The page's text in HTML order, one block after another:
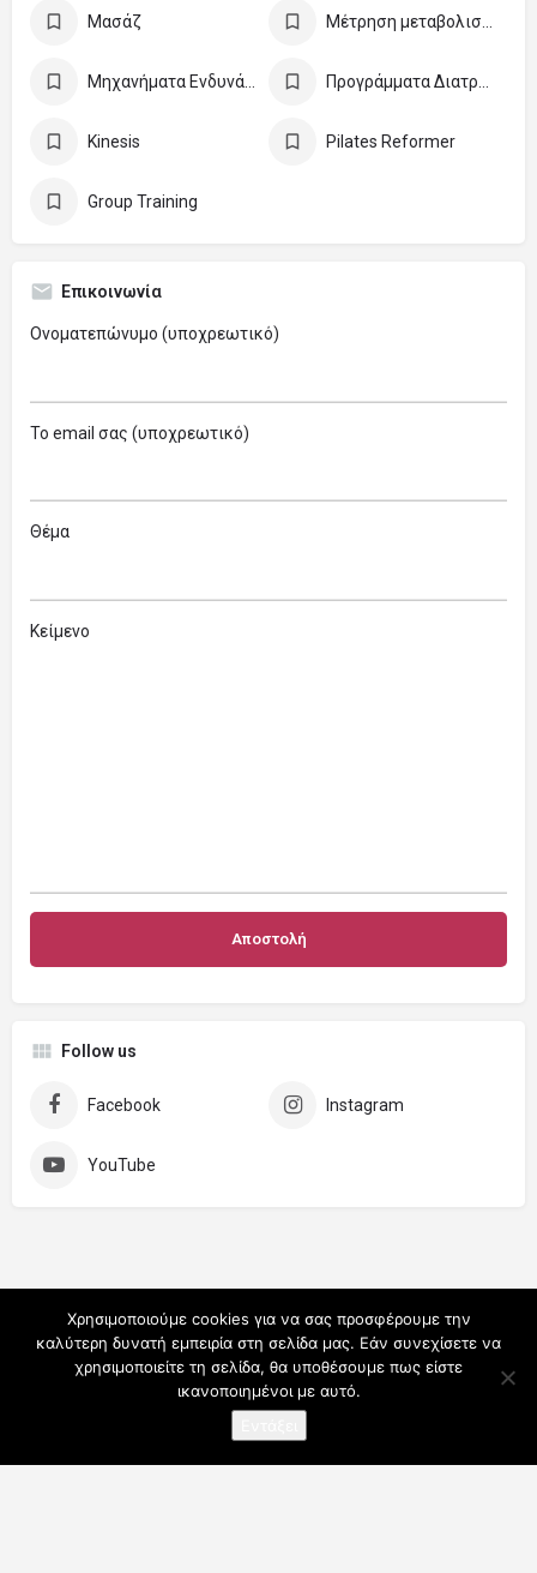
Μασάζ Μέτρηση μεταβολισμού
Μηχανήματα Ενδυνάμωσης Προγράμματα Διατροφής
Kinesis Pilates Reformer
Group Training
Επικοινωνία
Ονοματεπώνυμο (υποχρεωτικό)
Το email σας (υποχρεωτικό)
Θέμα
Κείμενο
Follow us
Facebook Instagram
YouTube
Χρησιμοποιούμε cookies για να σας προσφέρουμε την
καλύτερη δυνατή εμπειρία στη σελίδα μας. Εάν συνεχίσετε να
χρησιμοποιείτε τη σελίδα, θα υποθέσουμε πως είστε
ικανοποιημένοι με αυτό.